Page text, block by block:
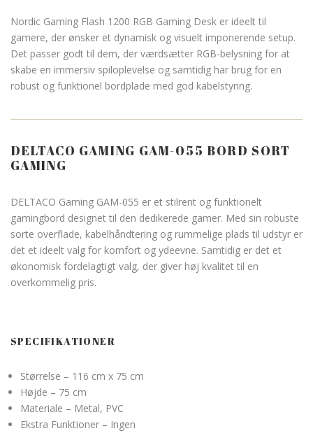
Nordic Gaming Flash 1200 RGB Gaming Desk er ideelt til
gamere, der ønsker et dynamisk og visuelt imponerende setup.
Det passer godt til dem, der værdsætter RGB-belysning for at
skabe en immersiv spiloplevelse og samtidig har brug for en
robust og funktionel bordplade med god kabelstyring.
DELTACO GAMING GAM-055 BORD SORT
GAMING
DELTACO Gaming GAM-055 er et stilrent og funktionelt
gamingbord designet til den dedikerede gamer. Med sin robuste
sorte overflade, kabelhåndtering og rummelige plads til udstyr er
det et ideelt valg for komfort og ydeevne. Samtidig er det et
økonomisk fordelagtigt valg, der giver høj kvalitet til en
overkommelig pris.
SPECIFIKATIONER
Størrelse – 116 cm x 75 cm
Højde – 75 cm
Materiale – Metal, PVC
Ekstra Funktioner – Ingen